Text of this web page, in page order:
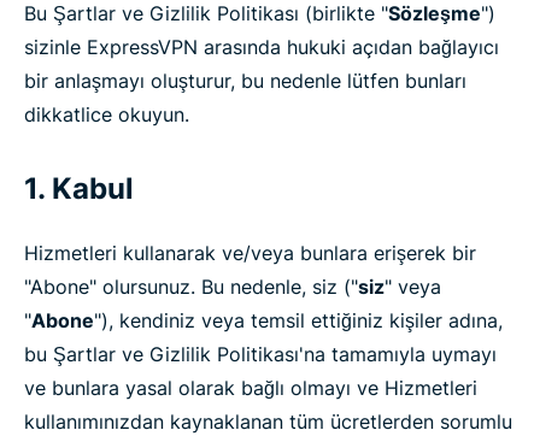
Bu Şartlar ve Gizlilik Politikası (birlikte "Sözleşme")
sizinle ExpressVPN arasında hukuki açıdan bağlayıcı
bir anlaşmayı oluşturur, bu nedenle lütfen bunları
dikkatlice okuyun.
1. Kabul
Hizmetleri kullanarak ve/veya bunlara erişerek bir
"Abone" olursunuz. Bu nedenle, siz ("siz" veya
"Abone"), kendiniz veya temsil ettiğiniz kişiler adına,
bu Şartlar ve Gizlilik Politikası'na tamamıyla uymayı
ve bunlara yasal olarak bağlı olmayı ve Hizmetleri
kullanımınızdan kaynaklanan tüm ücretlerden sorumlu